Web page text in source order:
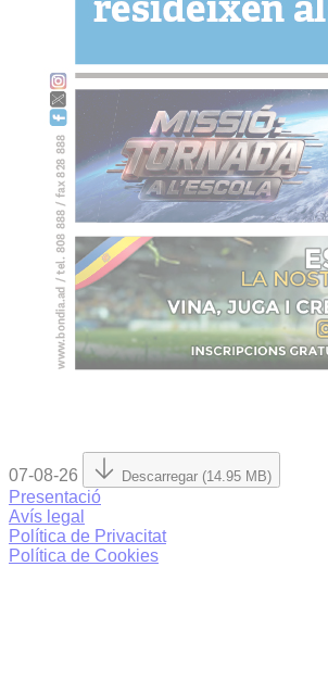
07-08-26 Descarregar (14.95 MB)
Presentació
Avís legal
Política de Privacitat
Política de Cookies